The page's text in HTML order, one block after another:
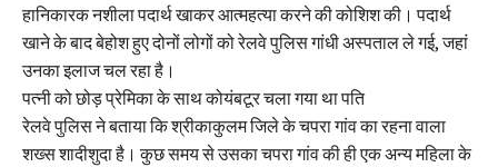
हानिकारक नशीला पदार्थ खाकर आत्महत्या करने की कोशिश की। पदार्थ
खाने के बाद बेहोश हुए दोनों लोगों को रेलवे पुलिस गांधी अस्पताल ले गई, जहां
उनका इलाज चल रहा है।
पत्नी को छोड़ प्रेमिका के साथ कोयंबटूर चला गया था पति
रेलवे पुलिस ने बताया कि श्रीकाकुलम जिले के चपरा गांव का रहना वाला
शख्स शादीशुदा है। कुछ समय से उसका चपरा गांव की ही एक अन्य महिला के